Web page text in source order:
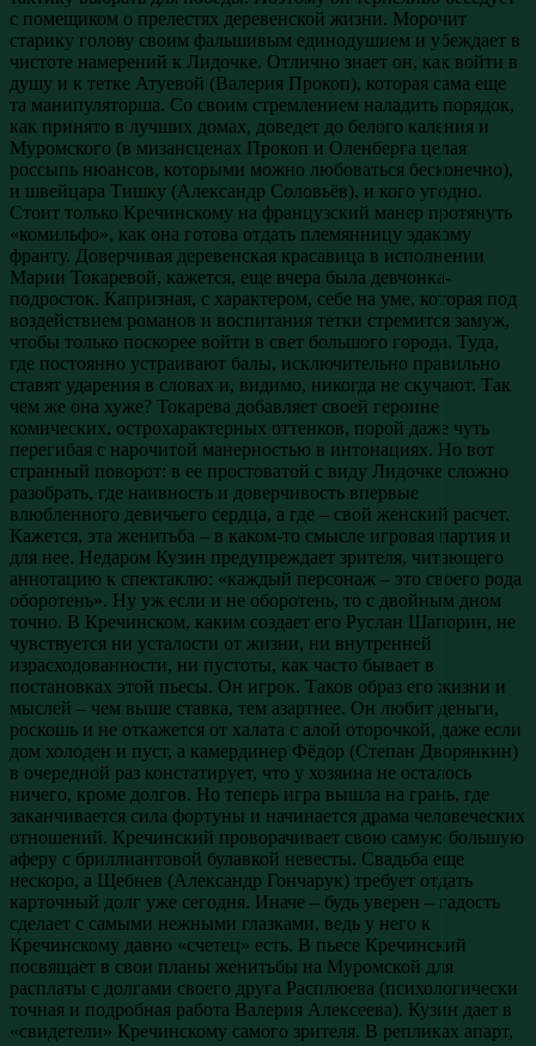
с помещиком о прелестях деревенской жизни. Морочит
старику голову своим фальшивым единодушием и убеждает в
чистоте намерений к Лидочке. Отлично знает он, как войти в
душу и к тетке Атуевой (Валерия Прокоп), которая сама еще
та манипуляторша. Со своим стремлением наладить порядок,
как принято в лучших домах, доведет до белого каления и
Муромского (в мизансценах Прокоп и Оленберга целая
россыпь нюансов, которыми можно любоваться бесконечно),
и швейцара Тишку (Александр Соловьёв), и кого угодно.
Стоит только Кречинскому на французский манер протянуть
«комильфо», как она готова отдать племянницу эдакому
франту. Доверчивая деревенская красавица в исполнении
Марии Токаревой, кажется, еще вчера была девчонка-
подросток. Капризная, с характером, себе на уме, которая под
воздействием романов и воспитания тетки стремится замуж,
чтобы только поскорее войти в свет большого города. Туда,
где постоянно устраивают балы, исключительно правильно
ставят ударения в словах и, видимо, никогда не скучают. Так
чем же она хуже? Токарева добавляет своей героине
комических, острохарактерных оттенков, порой даже чуть
перегибая с нарочитой манерностью в интонациях. Но вот
странный поворот: в ее простоватой с виду Лидочке сложно
разобрать, где наивность и доверчивость впервые
влюбленного девичьего сердца, а где – свой женский расчет.
Кажется, эта женитьба – в каком-то смысле игровая партия и
для нее. Недаром Кузин предупреждает зрителя, читающего
аннотацию к спектаклю: «каждый персонаж – это своего рода
оборотень». Ну уж если и не оборотень, то с двойным дном
точно. В Кречинском, каким создает его Руслан Шапорин, не
чувствуется ни усталости от жизни, ни внутренней
израсходованности, ни пустоты, как часто бывает в
постановках этой пьесы. Он игрок. Таков образ его жизни и
мыслей – чем выше ставка, тем азартнее. Он любит деньги,
роскошь и не откажется от халата с алой оторочкой, даже если
дом холоден и пуст, а камердинер Фёдор (Степан Дворянкин)
в очередной раз констатирует, что у хозяина не осталось
ничего, кроме долгов. Но теперь игра вышла на грань, где
заканчивается сила фортуны и начинается драма человеческих
отношений. Кречинский проворачивает свою самую большую
аферу с бриллиантовой булавкой невесты. Свадьба еще
нескоро, а Щебнев (Александр Гончарук) требует отдать
карточный долг уже сегодня. Иначе – будь уверен – гадость
сделает с самыми нежными глазками, ведь у него к
Кречинскому давно «счетец» есть. В пьесе Кречинский
посвящает в свои планы женитьбы на Муромской для
расплаты с долгами своего друга Расплюева (психологически
точная и подробная работа Валерия Алексеева). Кузин дает в
«свидетели» Кречинскому самого зрителя. В репликах апарт,